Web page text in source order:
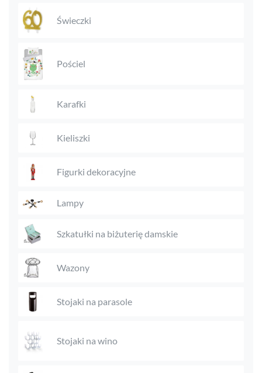
Świeczki
Pościel
Karafki
Kieliszki
Figurki dekoracyjne
Lampy
Szkatułki na biżuterię damskie
Wazony
Stojaki na parasole
Stojaki na wino